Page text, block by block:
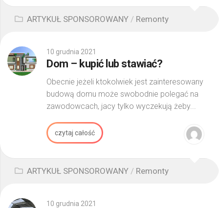
ARTYKUŁ SPONSOROWANY / Remonty
10 grudnia 2021
Dom – kupić lub stawiać?
Obecnie jeżeli ktokolwiek jest zainteresowany
budową domu może swobodnie polegać na
zawodowcach, jacy tylko wyczekują żeby...
czytaj całość
ARTYKUŁ SPONSOROWANY / Remonty
10 grudnia 2021